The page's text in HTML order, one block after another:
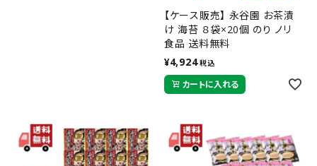
【ケース販売】 永谷園 お茶漬
け 海苔 ８袋×20個 のり ノリ
食品 送料無料
¥4,924 税込
カートに入れる